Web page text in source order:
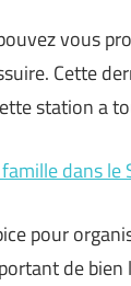
vous
Cette
station a
dans le
pour
de